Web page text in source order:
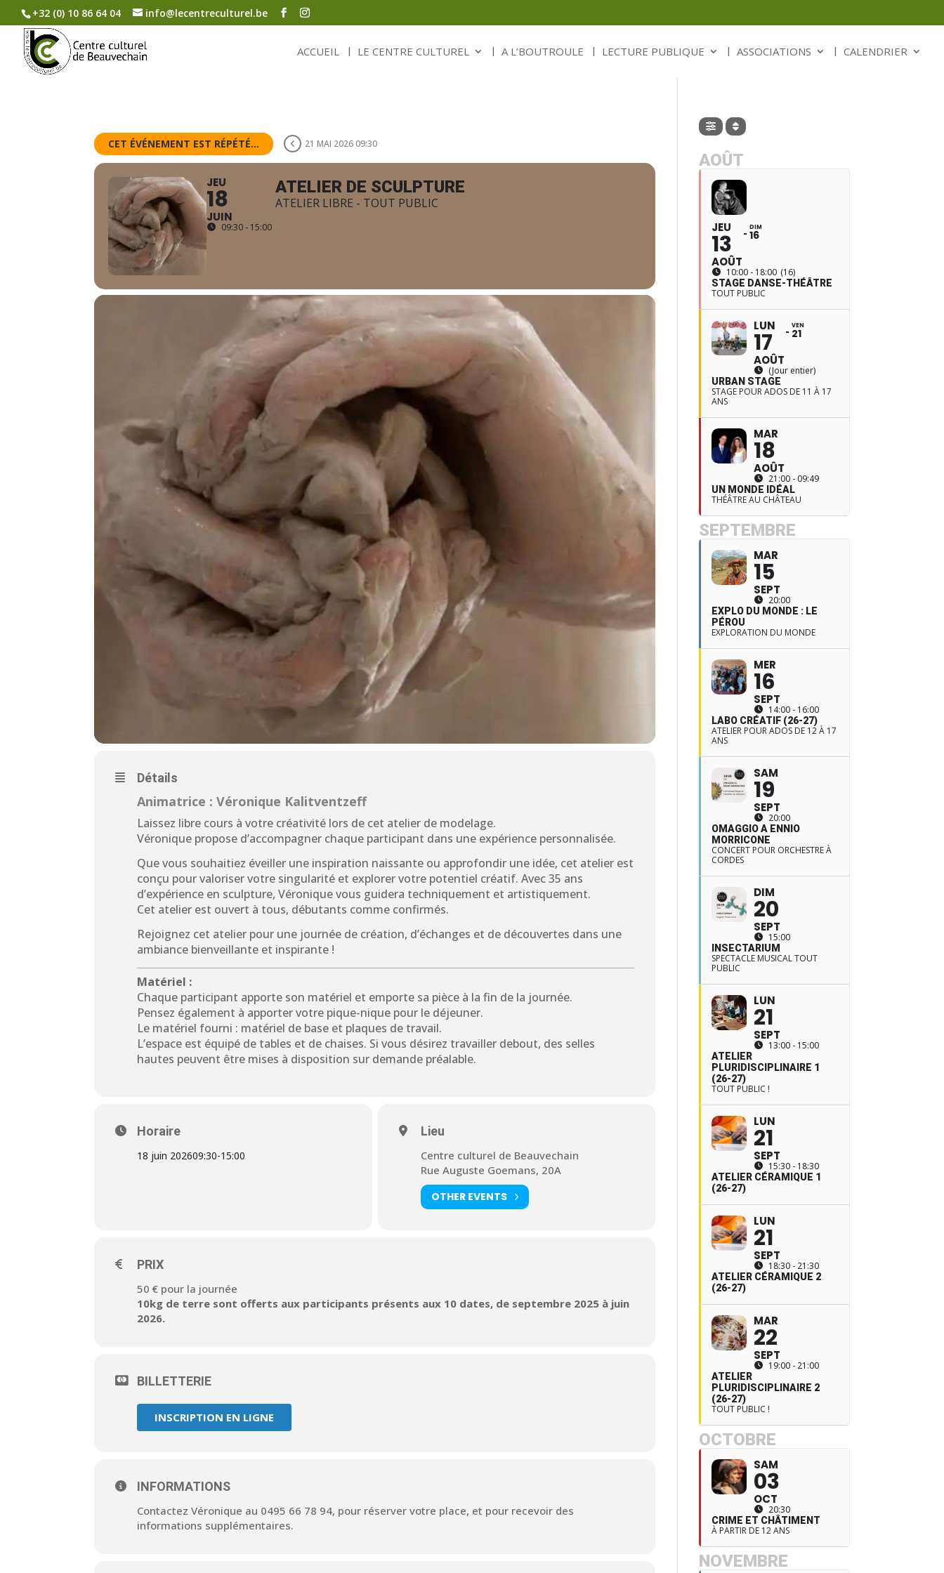
+32 (0) 10 86 64 04 info@lecentreculturel.be
ACCUEIL LE CENTRE CULTUREL A L’BOUTROULE LECTURE PUBLIQUE ASSOCIATIONS CALENDRIER
CET ÉVÉNEMENT EST RÉPÉTÉ... 21 MAI 2026 09:30
JEU
18
JUIN
09:30 - 15:00
ATELIER DE SCULPTURE
ATELIER LIBRE - TOUT PUBLIC
Détails
Animatrice : Véronique Kalitventzeff
Laissez libre cours à votre créativité lors de cet atelier de modelage.
Véronique propose d’accompagner chaque participant dans une expérience personnalisée.
Que vous souhaitiez éveiller une inspiration naissante ou approfondir une idée, cet atelier est
conçu pour valoriser votre singularité et explorer votre potentiel créatif. Avec 35 ans
d’expérience en sculpture, Véronique vous guidera techniquement et artistiquement.
Cet atelier est ouvert à tous, débutants comme confirmés.
Rejoignez cet atelier pour une journée de création, d’échanges et de découvertes dans une
ambiance bienveillante et inspirante !
Matériel :
Chaque participant apporte son matériel et emporte sa pièce à la fin de la journée.
Pensez également à apporter votre pique-nique pour le déjeuner.
Le matériel fourni : matériel de base et plaques de travail.
L’espace est équipé de tables et de chaises. Si vous désirez travailler debout, des selles
hautes peuvent être mises à disposition sur demande préalable.
Horaire
18 juin 202609:30-15:00
Lieu
Centre culturel de Beauvechain
Rue Auguste Goemans, 20A
OTHER EVENTS
PRIX
50 € pour la journée
10kg de terre sont offerts aux participants présents aux 10 dates, de septembre 2025 à juin
2026.
BILLETTERIE
INSCRIPTION EN LIGNE
INFORMATIONS
Contactez Véronique au 0495 66 78 94, pour réserver votre place, et pour recevoir des
informations supplémentaires.
AOÛT
JEU
13
AOÛT
DIM
16
10:00 - 18:00 (16)
STAGE DANSE-THÉÂTRE
TOUT PUBLIC
LUN
17
AOÛT
VEN
21
(Jour entier)
URBAN STAGE
STAGE POUR ADOS DE 11 À 17
ANS
MAR
18
AOÛT
21:00 - 09:49
UN MONDE IDÉAL
THÉÂTRE AU CHÂTEAU
SEPTEMBRE
MAR
15
SEPT
20:00
EXPLO DU MONDE : LE
PÉROU
EXPLORATION DU MONDE
MER
16
SEPT
14:00 - 16:00
LABO CRÉATIF (26-27)
ATELIER POUR ADOS DE 12 À 17
ANS
SAM
19
SEPT
20:00
OMAGGIO A ENNIO
MORRICONE
CONCERT POUR ORCHESTRE À
CORDES
DIM
20
SEPT
15:00
INSECTARIUM
SPECTACLE MUSICAL TOUT
PUBLIC
LUN
21
SEPT
13:00 - 15:00
ATELIER
PLURIDISCIPLINAIRE 1
(26-27)
TOUT PUBLIC !
LUN
21
SEPT
15:30 - 18:30
ATELIER CÉRAMIQUE 1
(26-27)
LUN
21
SEPT
18:30 - 21:30
ATELIER CÉRAMIQUE 2
(26-27)
MAR
22
SEPT
19:00 - 21:00
ATELIER
PLURIDISCIPLINAIRE 2
(26-27)
TOUT PUBLIC !
OCTOBRE
SAM
03
OCT
20:30
CRIME ET CHÂTIMENT
À PARTIR DE 12 ANS
NOVEMBRE